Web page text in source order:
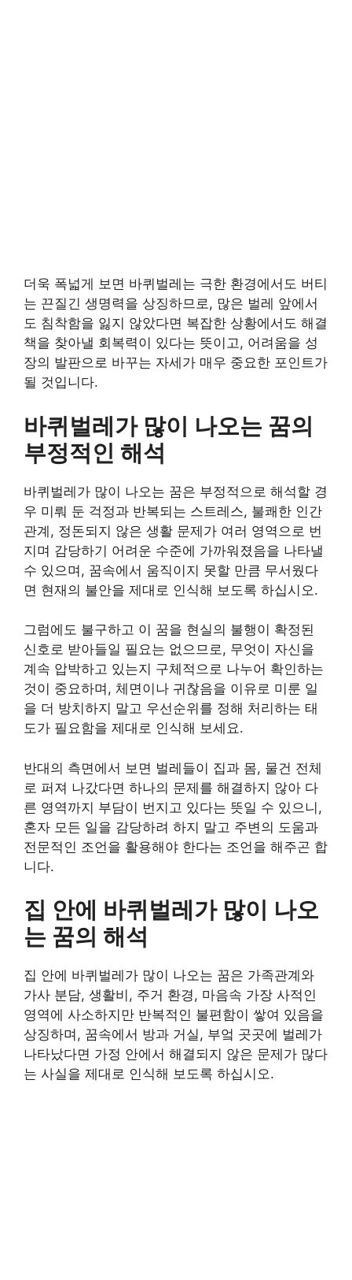
더욱 폭넓게 보면 바퀴벌레는 극한 환경에서도 버티
는 끈질긴 생명력을 상징하므로, 많은 벌레 앞에서
도 침착함을 잃지 않았다면 복잡한 상황에서도 해결
책을 찾아낼 회복력이 있다는 뜻이고, 어려움을 성
장의 발판으로 바꾸는 자세가 매우 중요한 포인트가
될 것입니다.
바퀴벌레가 많이 나오는 꿈의
부정적인 해석
바퀴벌레가 많이 나오는 꿈은 부정적으로 해석할 경
우 미뤄 둔 걱정과 반복되는 스트레스, 불쾌한 인간
관계, 정돈되지 않은 생활 문제가 여러 영역으로 번
지며 감당하기 어려운 수준에 가까워졌음을 나타낼
수 있으며, 꿈속에서 움직이지 못할 만큼 무서웠다
면 현재의 불안을 제대로 인식해 보도록 하십시오.
그럼에도 불구하고 이 꿈을 현실의 불행이 확정된
신호로 받아들일 필요는 없으므로, 무엇이 자신을
계속 압박하고 있는지 구체적으로 나누어 확인하는
것이 중요하며, 체면이나 귀찮음을 이유로 미룬 일
을 더 방치하지 말고 우선순위를 정해 처리하는 태
도가 필요함을 제대로 인식해 보세요.
반대의 측면에서 보면 벌레들이 집과 몸, 물건 전체
로 퍼져 나갔다면 하나의 문제를 해결하지 않아 다
른 영역까지 부담이 번지고 있다는 뜻일 수 있으니,
혼자 모든 일을 감당하려 하지 말고 주변의 도움과
전문적인 조언을 활용해야 한다는 조언을 해주곤 합
니다.
집 안에 바퀴벌레가 많이 나오
는 꿈의 해석
집 안에 바퀴벌레가 많이 나오는 꿈은 가족관계와
가사 분담, 생활비, 주거 환경, 마음속 가장 사적인
영역에 사소하지만 반복적인 불편함이 쌓여 있음을
상징하며, 꿈속에서 방과 거실, 부엌 곳곳에 벌레가
나타났다면 가정 안에서 해결되지 않은 문제가 많다
는 사실을 제대로 인식해 보도록 하십시오.